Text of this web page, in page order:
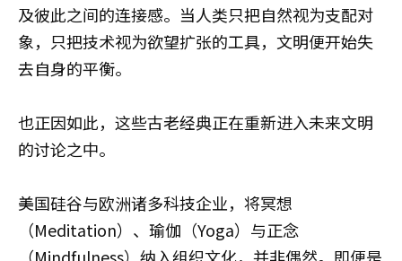
及彼此之间的连接感。当人类只把自然视为支配对
象，只把技术视为欲望扩张的工具，文明便开始失
去自身的平衡。
也正因如此，这些古老经典正在重新进入未来文明
的讨论之中。
美国硅谷与欧洲诸多科技企业，将冥想
（Meditation）、瑜伽（Yoga）与正念